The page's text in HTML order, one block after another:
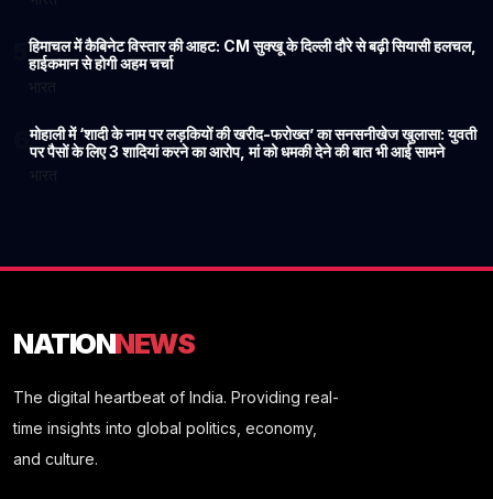
5हिमाचल में कैबिनेट विस्तार की आहट: CM सुक्खू के दिल्ली दौरे से बढ़ी सियासी हलचल,
हाईकमान से होगी अहम चर्चा
6मोहाली में ‘शादी के नाम पर लड़कियों की खरीद-फरोख्त’ का सनसनीखेज खुलासा: युवती
पर पैसों के लिए 3 शादियां करने का आरोप, मां को धमकी देने की बात भी आई सामने
NATIONNEWS
The digital heartbeat of India. Providing real-
time insights into global politics, economy,
and culture.